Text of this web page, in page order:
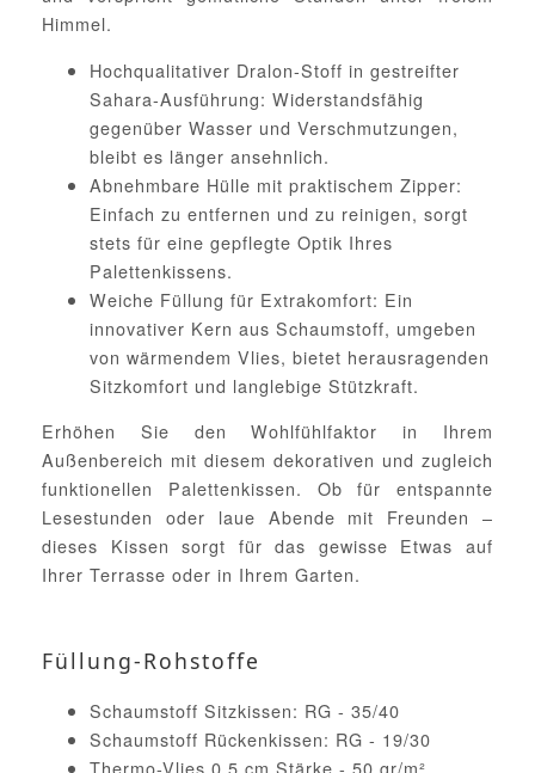
Himmel.
Hochqualitativer Dralon-Stoff in gestreifter
Sahara-Ausführung: Widerstandsfähig
gegenüber Wasser und Verschmutzungen,
bleibt es länger ansehnlich.
Abnehmbare Hülle mit praktischem Zipper:
Einfach zu entfernen und zu reinigen, sorgt
stets für eine gepflegte Optik Ihres
Palettenkissens.
Weiche Füllung für Extrakomfort: Ein
innovativer Kern aus Schaumstoff, umgeben
von wärmendem Vlies, bietet herausragenden
Sitzkomfort und langlebige Stützkraft.
Erhöhen Sie den Wohlfühlfaktor in Ihrem
Außenbereich mit diesem dekorativen und zugleich
funktionellen Palettenkissen. Ob für entspannte
Lesestunden oder laue Abende mit Freunden –
dieses Kissen sorgt für das gewisse Etwas auf
Ihrer Terrasse oder in Ihrem Garten.
Füllung-Rohstoffe
Schaumstoff Sitzkissen: RG - 35/40
Schaumstoff Rückenkissen: RG - 19/30
Thermo-Vlies 0,5 cm Stärke - 50 gr/m²